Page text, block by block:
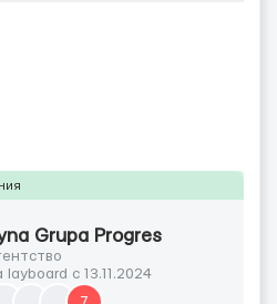
Grupa Progres
layboard с 13.11.2024